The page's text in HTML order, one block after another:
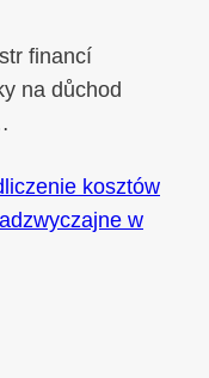
financí
na důchod